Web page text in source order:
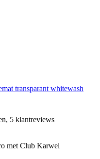
transparant whitewash
5 klantreviews
met Club Karwei